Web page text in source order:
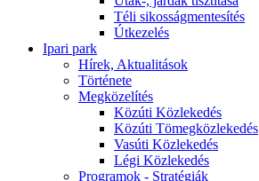
Téli sikosságmentesítés
Útkezelés
Ipari park
Hírek, Aktualitások
Története
Megközelítés
Közúti Közlekedés
Közúti Tömegközlekedés
Vasúti Közlekedés
Légi Közlekedés
Programok - Stratégiák